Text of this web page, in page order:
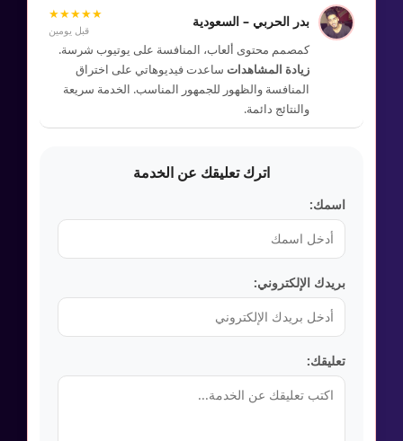
بدر الحربي – السعودية ★★★★★
قبل يومين
كمصمم محتوى ألعاب، المنافسة على يوتيوب شرسة.
زيادة المشاهدات ساعدت فيديوهاتي على اختراق
المنافسة والظهور للجمهور المناسب. الخدمة سريعة
والنتائج دائمة.
اترك تعليقك عن الخدمة
اسمك:
بريدك الإلكتروني:
تعليقك: